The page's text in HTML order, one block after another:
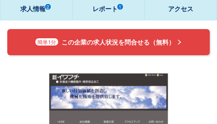
求人情報2 レポート1 アクセス
簡単1分 この企業の求人状況を問合せる（無料）